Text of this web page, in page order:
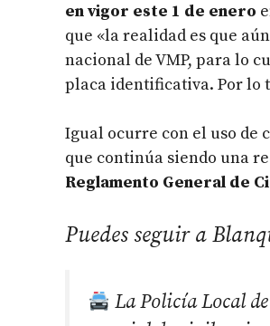
en vigor este 1 de enero
que «la realidad es que
nacional de VMP, para lo
placa identificativa. Por lo
Igual ocurre con el uso de
que continúa siendo una
Reglamento General de
Puedes seguir a
La Policía Local